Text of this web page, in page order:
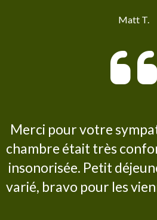
Matt T.
Merci pour votre
chambre était très
insonorisée. Petit
varié, bravo pour les